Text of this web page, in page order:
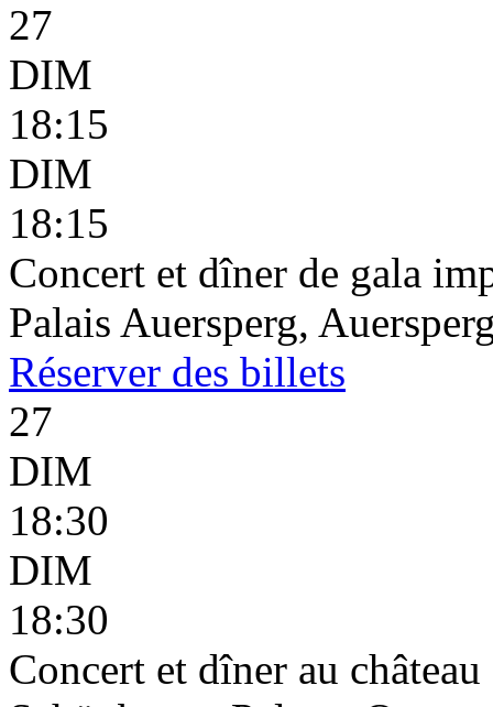
27
DIM
18:15
DIM
18:15
Concert et dîner de gala
Palais Auersperg,
Réserver des billets
27
DIM
18:30
DIM
18:30
Concert et dîner au